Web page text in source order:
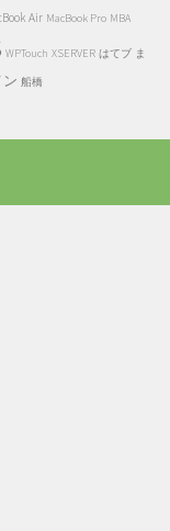
Air MacBook Pro MBA
WPTouch XSERVER はてブ ま
ン 船橋